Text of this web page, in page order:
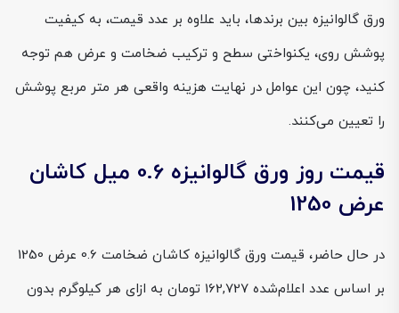
ورق گالوانیزه بین برندها، باید علاوه بر عدد قیمت، به کیفیت
پوشش روی، یکنواختی سطح و ترکیب ضخامت و عرض هم توجه
کنید، چون این عوامل در نهایت هزینه واقعی هر متر مربع پوشش
را تعیین می‌کنند.
قیمت روز ورق گالوانیزه 0.6 میل کاشان
عرض 1250
در حال حاضر، قیمت ورق گالوانیزه کاشان ضخامت 0.6 عرض 1250
بر اساس عدد اعلام‌شده 162,727 تومان به ازای هر کیلوگرم بدون